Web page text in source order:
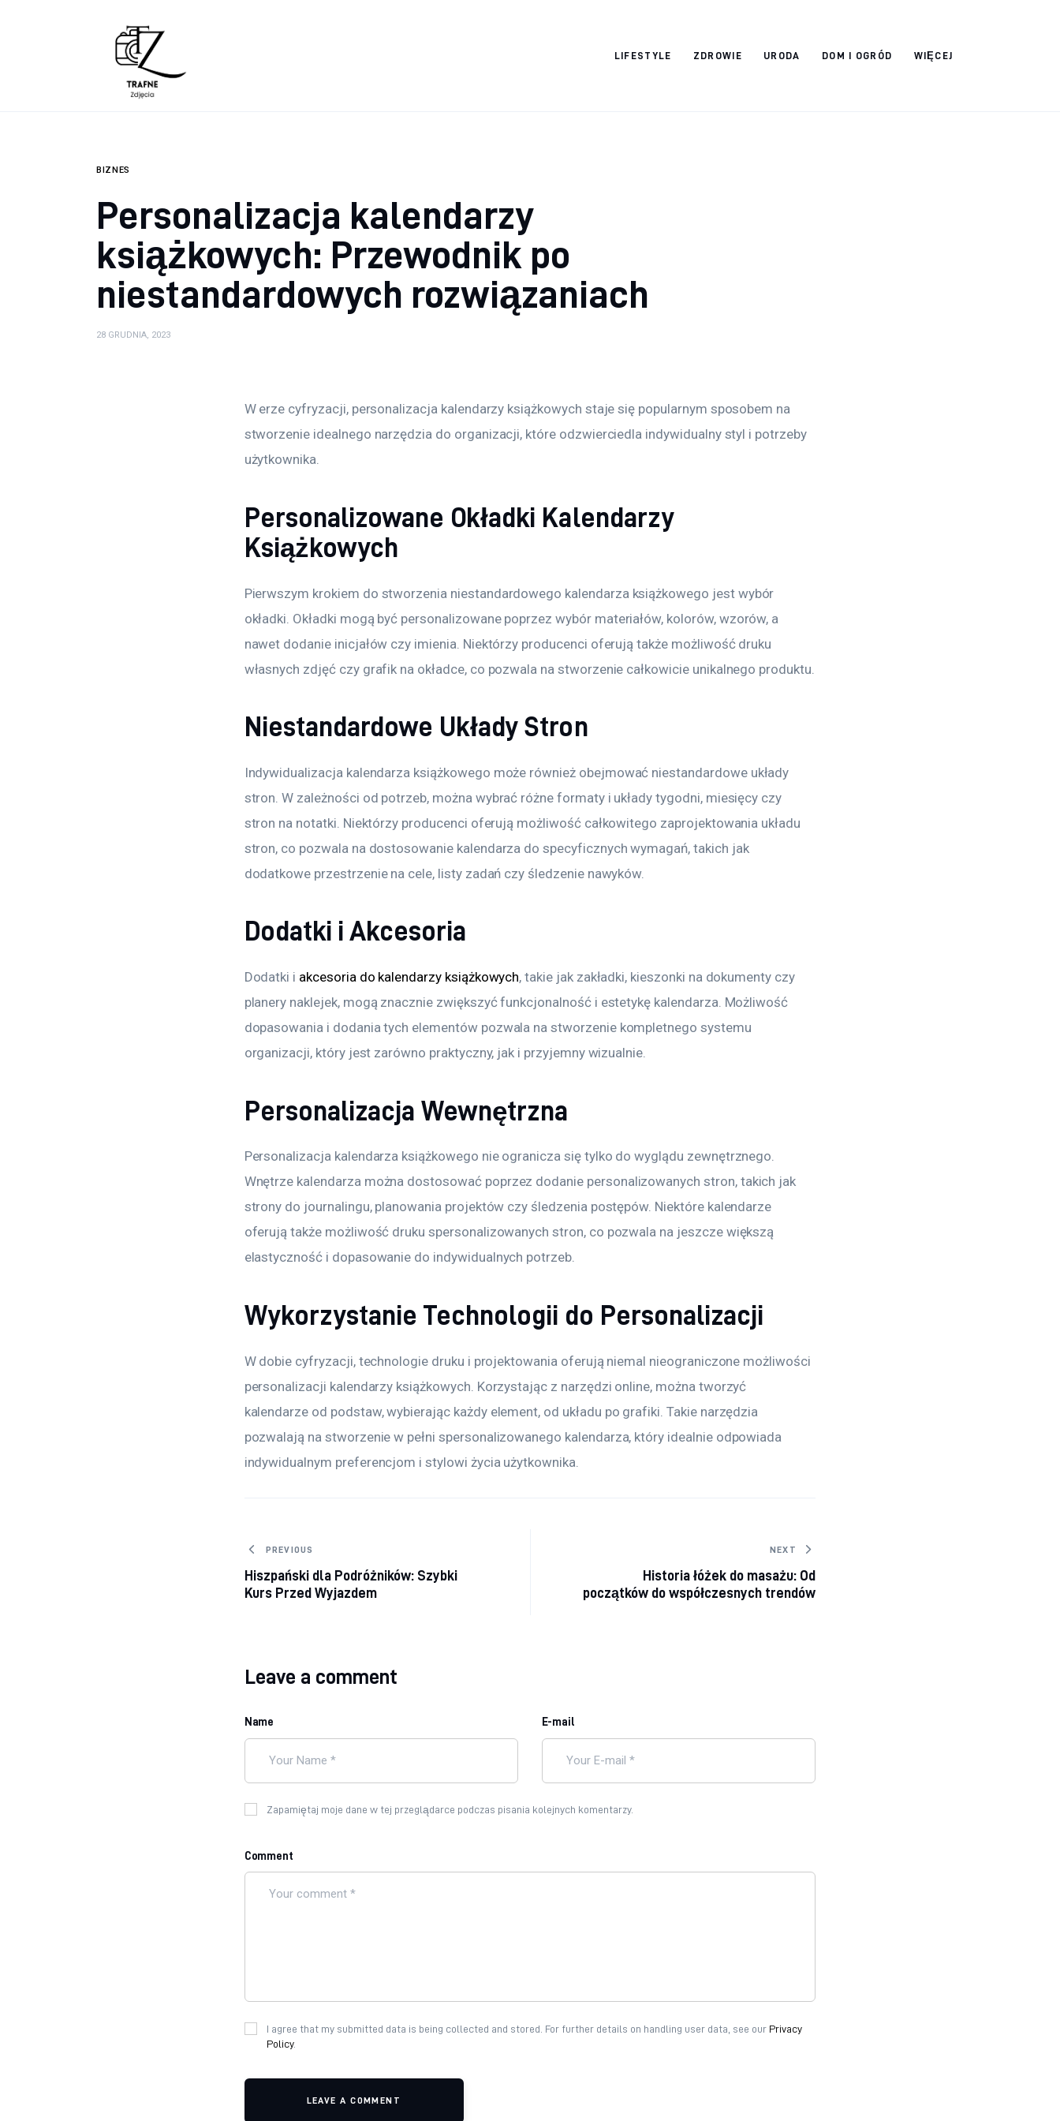
LIFESTYLE ZDROWIE URODA DOM I OGRÓD WIĘCEJ
BIZNES
Personalizacja kalendarzy
książkowych: Przewodnik po
niestandardowych rozwiązaniach
28 GRUDNIA, 2023
W erze cyfryzacji, personalizacja kalendarzy książkowych staje się popularnym sposobem na
stworzenie idealnego narzędzia do organizacji, które odzwierciedla indywidualny styl i potrzeby
użytkownika.
Personalizowane Okładki Kalendarzy
Książkowych
Pierwszym krokiem do stworzenia niestandardowego kalendarza książkowego jest wybór
okładki. Okładki mogą być personalizowane poprzez wybór materiałów, kolorów, wzorów, a
nawet dodanie inicjałów czy imienia. Niektórzy producenci oferują także możliwość druku
własnych zdjęć czy grafik na okładce, co pozwala na stworzenie całkowicie unikalnego produktu.
Niestandardowe Układy Stron
Indywidualizacja kalendarza książkowego może również obejmować niestandardowe układy
stron. W zależności od potrzeb, można wybrać różne formaty i układy tygodni, miesięcy czy
stron na notatki. Niektórzy producenci oferują możliwość całkowitego zaprojektowania układu
stron, co pozwala na dostosowanie kalendarza do specyficznych wymagań, takich jak
dodatkowe przestrzenie na cele, listy zadań czy śledzenie nawyków.
Dodatki i Akcesoria
Dodatki i akcesoria do kalendarzy książkowych, takie jak zakładki, kieszonki na dokumenty czy
planery naklejek, mogą znacznie zwiększyć funkcjonalność i estetykę kalendarza. Możliwość
dopasowania i dodania tych elementów pozwala na stworzenie kompletnego systemu
organizacji, który jest zarówno praktyczny, jak i przyjemny wizualnie.
Personalizacja Wewnętrzna
Personalizacja kalendarza książkowego nie ogranicza się tylko do wyglądu zewnętrznego.
Wnętrze kalendarza można dostosować poprzez dodanie personalizowanych stron, takich jak
strony do journalingu, planowania projektów czy śledzenia postępów. Niektóre kalendarze
oferują także możliwość druku spersonalizowanych stron, co pozwala na jeszcze większą
elastyczność i dopasowanie do indywidualnych potrzeb.
Wykorzystanie Technologii do Personalizacji
W dobie cyfryzacji, technologie druku i projektowania oferują niemal nieograniczone możliwości
personalizacji kalendarzy książkowych. Korzystając z narzędzi online, można tworzyć
kalendarze od podstaw, wybierając każdy element, od układu po grafiki. Takie narzędzia
pozwalają na stworzenie w pełni spersonalizowanego kalendarza, który idealnie odpowiada
indywidualnym preferencjom i stylowi życia użytkownika.
Nawigacja
wpisu
PREVIOUS
Hiszpański dla Podróżników: Szybki
Kurs Przed Wyjazdem
NEXT
Historia łóżek do masażu: Od
początków do współczesnych trendów
Leave a comment
Name E-mail
Zapamiętaj moje dane w tej przeglądarce podczas pisania kolejnych komentarzy.
Comment
I agree that my submitted data is being collected and stored. For further details on handling user data, see our Privacy
Policy.
LEAVE A COMMENT